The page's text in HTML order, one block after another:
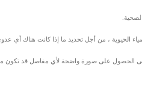
الحيوية ، من أجل تحديد ما إذا كانت هناك أي
إلى الحصول على صورة واضحة لأي مفاصل قد تكون